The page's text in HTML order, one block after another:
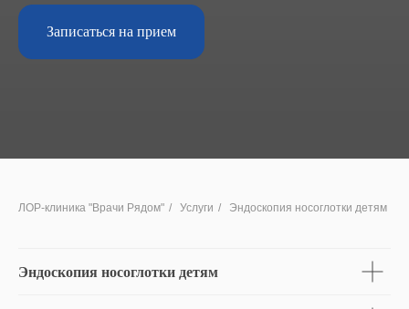
Записаться на прием
ЛОР-клиника "Врачи Рядом" / Услуги / Эндоскопия носоглотки детям
Эндоскопия носоглотки детям